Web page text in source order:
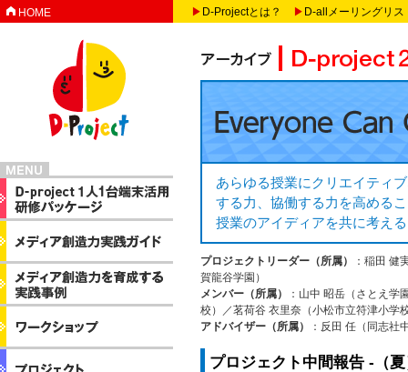
HOME ▶ D-Projectとは？ ▶ D-allメーリングリス
あらゆる授業にクリエイティ
する力、協働する力を高める
授業のアイディアを共に考え
プロジェクトリーダー（所属）
：稲田
賀龍谷学園）
メンバー（所属）
：山中 昭岳（さとえ学
校）／茗荷谷 衣里奈（小松市立符津小学
アドバイザー（所属）
：反田 任（同志社
プロジェクト中間報告 -（